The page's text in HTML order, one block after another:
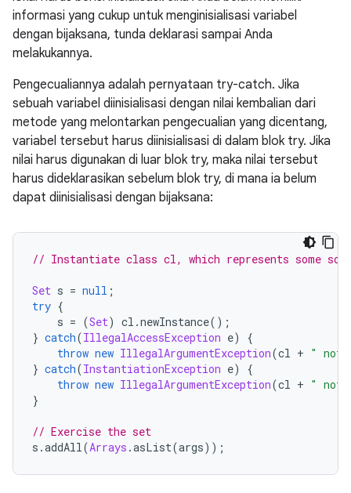
informasi yang cukup untuk menginisialisasi variabel
dengan bijaksana, tunda deklarasi sampai Anda
melakukannya.
Pengecualiannya adalah pernyataan try-catch. Jika
sebuah variabel diinisialisasi dengan nilai kembalian dari
metode yang melontarkan pengecualian yang dicentang,
variabel tersebut harus diinisialisasi di dalam blok try. Jika
nilai harus digunakan di luar blok try, maka nilai tersebut
harus dideklarasikan sebelum blok try, di mana ia belum
dapat diinisialisasi dengan bijaksana:
// Instantiate class cl, which represents some
Set s = null ;
try {
s = (Set) cl .newInstance();
} catch(IllegalAccessException e)
{
throw new IllegalArgumentException(cl + " not
} catch(InstantiationException e)
{
throw new IllegalArgumentException(cl + " not
}
// Exercise the set
s .addAll(Arrays .asList(args));